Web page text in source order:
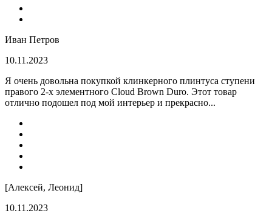
Иван Петров
10.11.2023
Я очень довольна покупкой клинкерного плинтуса ступени
правого 2-х элементного Cloud Brown Duro. Этот товар
отлично подошел под мой интерьер и прекрасно...
[Алексей, Леонид]
10.11.2023